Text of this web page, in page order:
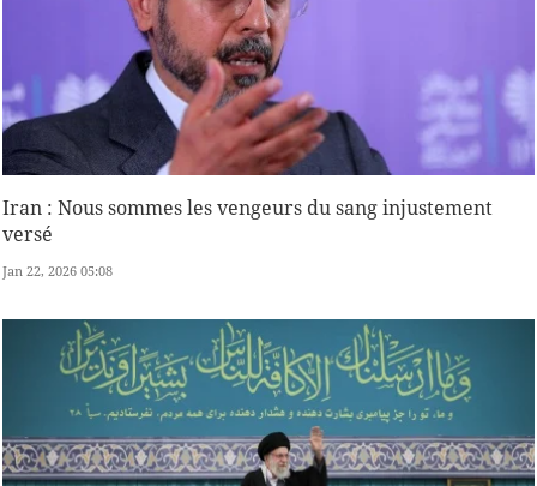
Iran : Nous sommes les vengeurs du sang injustement
versé
Jan 22, 2026 05:08